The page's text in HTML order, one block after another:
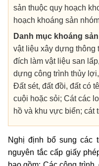
sản thuộc quy hoạch
hoạch khoáng sản
Danh mục khoáng
vật liệu xây dựng
đích làm vật liệu san
dựng công trình thủy
Đất sét, đất đồi, đất có
cuội hoặc sỏi; Cát các
hồ và khu vực biển; cát
Nghị định bổ sung các
nguyên tắc cấp giấy